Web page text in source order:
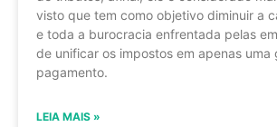
visto que tem como objetivo diminuir a
e toda a burocracia enfrentada pelas
de unificar os impostos em apenas uma
pagamento.
LEIA MAIS »